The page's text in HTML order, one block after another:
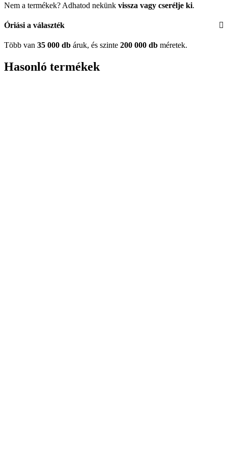
Nem a termékek? Adhatod nekünk vissza vagy cserélje ki.
Óriási a választék
Több van 35 000 db áruk, és szinte 200 000 db méretek.
Hasonló termékek